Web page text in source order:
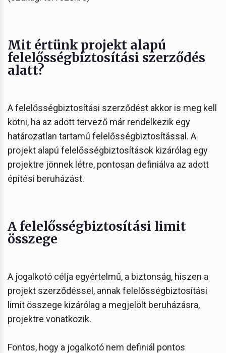
Mit értünk projekt alapú
felelősségbiztosítási szerződés
alatt?
A felelősségbiztosítási szerződést akkor is meg kell
kötni, ha az adott tervező már rendelkezik egy
határozatlan tartamú felelősségbiztosítással. A
projekt alapú felelősségbiztosítások kizárólag egy
projektre jönnek létre, pontosan definiálva az adott
építési beruházást.
A felelősségbiztosítási limit
összege
A jogalkotó célja egyértelmű, a biztonság, hiszen a
projekt szerződéssel, annak felelősségbiztosítási
limit összege kizárólag a megjelölt beruházásra,
projektre vonatkozik.
Fontos, hogy a jogalkotó nem definiál pontos